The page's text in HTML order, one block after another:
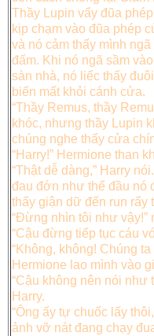
Thầy Lupin vẩy đũa
kịp chạm vào đũa phép
và nó cảm thấy mình
đấm. Khi nó ngã sầm
sàn nhà, nó liếc thấy
biến mất khỏi cánh cửa.
“Thầy Remus, thầy
khóc, nhưng thầy Lupin
chúng nghe thấy cửa
“Harry!” Hermione than
“Thật dễ dàng,” Harry
đau đớn như thể đầu nó
thấy giận dữ đến run rẩy
“Đừng nhìn tôi như vậy!”
“Cậu đừng tiếp tục cáu
“Không, không! Chúng
Hermione lao mình vào
“Cậu không nên nói như
Harry.
“Ông ấy tự chuốc lấy
ảnh vỡ nát đang chạy